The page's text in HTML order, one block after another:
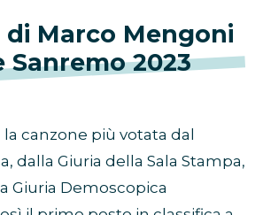
di Marco Mengoni
Sanremo 2023
canzone più votata dal
dalla Giuria della Sala Stampa,
Giuria Demoscopica